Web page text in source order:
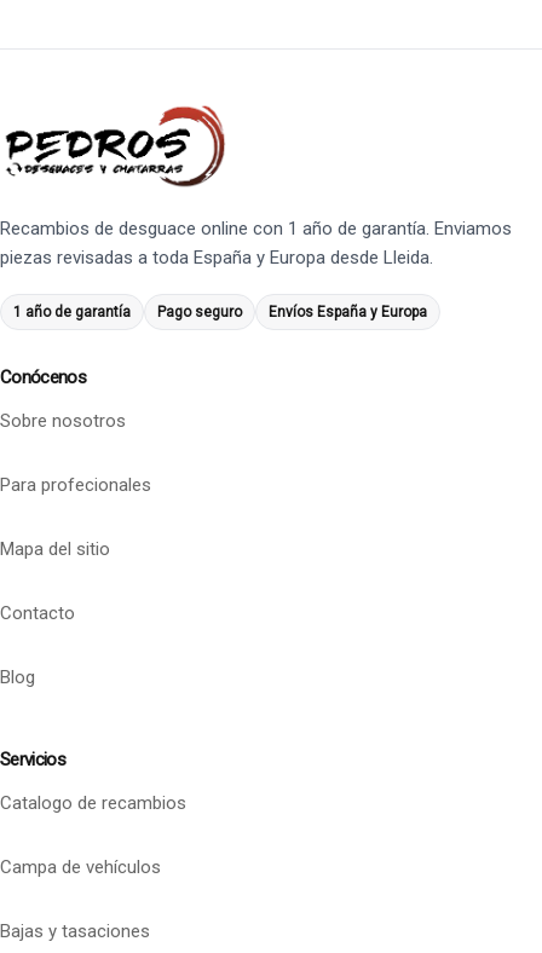
Recambios de desguace online con 1 año de garantía. Enviamos
piezas revisadas a toda España y Europa desde Lleida.
1 año de garantía Pago seguro Envíos España y Europa
Conócenos
Sobre nosotros
Para profecionales
Mapa del sitio
Contacto
Blog
Servicios
Catalogo de recambios
Campa de vehículos
Bajas y tasaciones